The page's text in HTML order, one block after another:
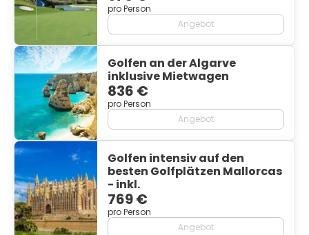
pro Person
Angebot
Golfen an der Algarve
inklusive Mietwagen
836 €
pro Person
Angebot
Golfen intensiv auf den
besten Golfplätzen Mallorcas
- inkl.
769 €
pro Person
Angebot